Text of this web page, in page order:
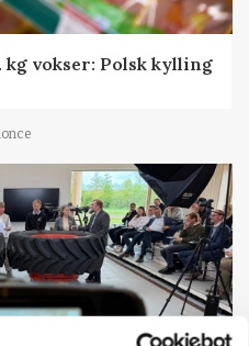
vokser: Polsk kylling